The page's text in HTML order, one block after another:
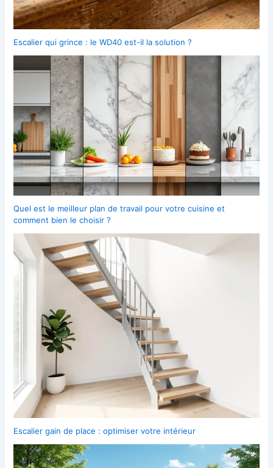
Escalier qui grince : le WD40 est-il la solution ?
Quel est le meilleur plan de travail pour votre cuisine et
comment bien le choisir ?
Escalier gain de place : optimiser votre intérieur